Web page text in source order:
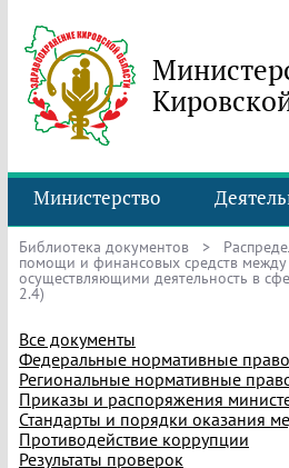
Министерство
Библиотека документов >
помощи и финансовых средств
осуществляющими деятельность в
2.4)
Все документы
Федеральные нормативные
Региональные нормативные
Приказы и распоряжения
Стандарты и порядки оказания
Противодействие коррупции
Результаты проверок